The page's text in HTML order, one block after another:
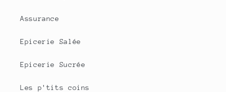
Assurance
Epicerie Salée
Epicerie Sucrée
Les p'tits coins